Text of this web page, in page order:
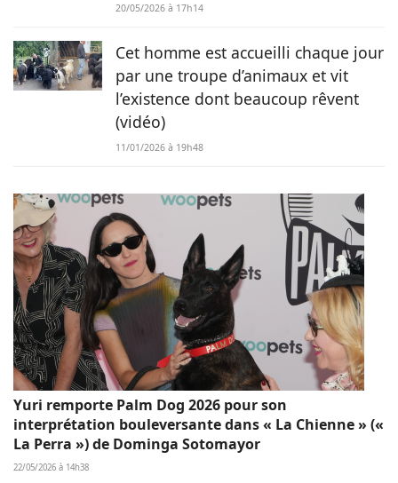
20/05/2026 à 17h14
Cet homme est accueilli chaque jour
par une troupe d’animaux et vit
l’existence dont beaucoup rêvent
(vidéo)
11/01/2026 à 19h48
Yuri remporte Palm Dog 2026 pour son
interprétation bouleversante dans « La Chienne » («
La Perra ») de Dominga Sotomayor
22/05/2026 à 14h38